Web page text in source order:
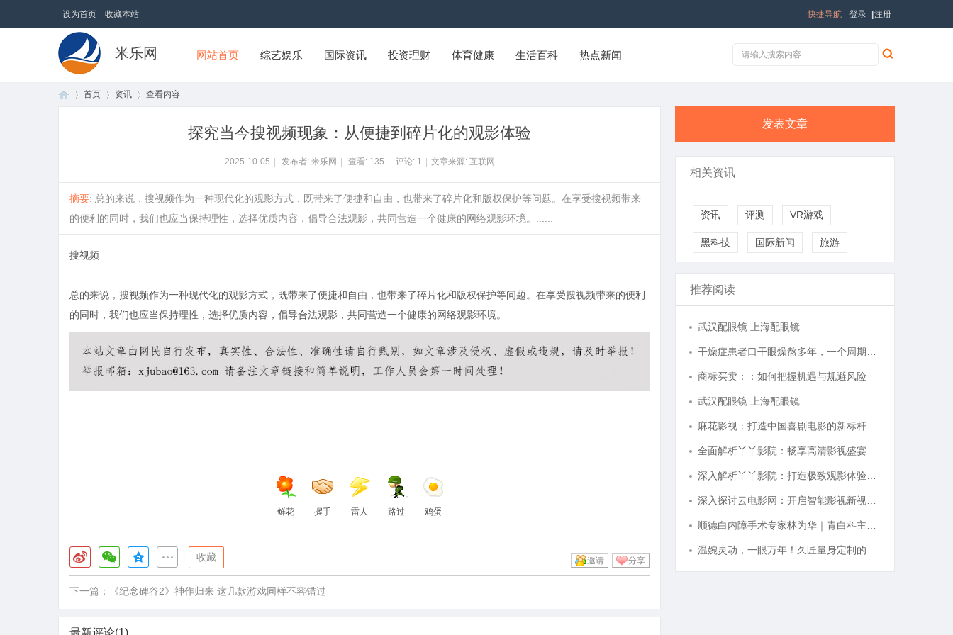
设为首页 收藏本站 登录 注册
快捷导航
米乐网 网站首页 综艺娱乐 国际资讯 投资理财 体育健康 生活百科 热点新闻
首页 资讯 查看内容
探究当今搜视频现象：从便捷到碎片化的观影体验
2025-10-05 发布者: 米乐网 查看: 135 评论: 1 文章来源: 互联网
摘要: 总的来说，搜视频作为一种现代化的观影方式，既带来了便捷和自由，也带来了碎片化和版权保护等问题。在享受搜视频带来
的便利的同时，我们也应当保持理性，选择优质内容，倡导合法观影，共同营造一个健康的网络观影环境。......
搜视频
总的来说，搜视频作为一种现代化的观影方式，既带来了便捷和自由，也带来了碎片化和版权保护等问题。在享受搜视频带来的便利
的同时，我们也应当保持理性，选择优质内容，倡导合法观影，共同营造一个健康的网络观影环境。
鲜花 握手 雷人 路过 鸡蛋
收藏 分享
邀请
下一篇： 《纪念碑谷2》神作归来 这几款游戏同样不容错过
最新评论(1)
发表文章
相关资讯
资讯 评测 VR游戏
黑科技 国际新闻 旅游
推荐阅读
武汉配眼镜 上海配眼镜
商标买卖：：如何把握机遇与规避风险
武汉配眼镜 上海配眼镜